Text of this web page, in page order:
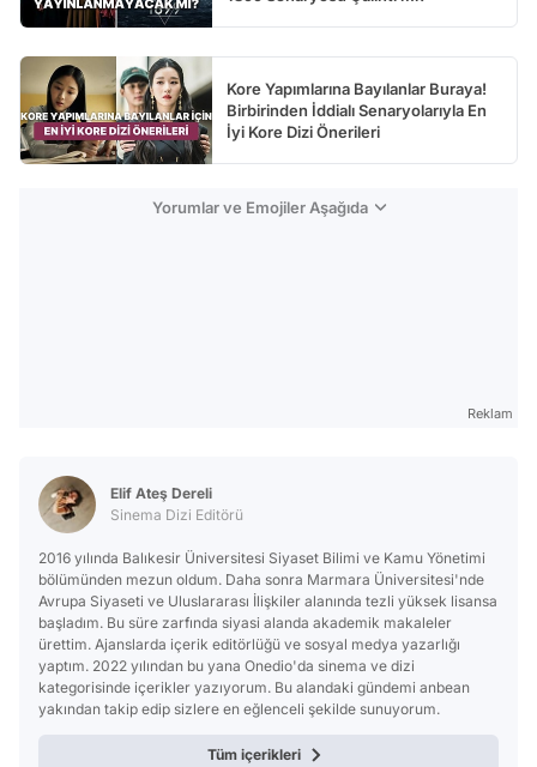
Kore Yapımlarına Bayılanlar Buraya!
Birbirinden İddialı Senaryolarıyla En
İyi Kore Dizi Önerileri
Yorumlar ve Emojiler Aşağıda
Reklam
Elif Ateş Dereli
Sinema Dizi Editörü
2016 yılında Balıkesir Üniversitesi Siyaset Bilimi ve Kamu Yönetimi
bölümünden mezun oldum. Daha sonra Marmara Üniversitesi'nde
Avrupa Siyaseti ve Uluslararası İlişkiler alanında tezli yüksek lisansa
başladım. Bu süre zarfında siyasi alanda akademik makaleler
ürettim. Ajanslarda içerik editörlüğü ve sosyal medya yazarlığı
yaptım. 2022 yılından bu yana Onedio'da sinema ve dizi
kategorisinde içerikler yazıyorum. Bu alandaki gündemi anbean
yakından takip edip sizlere en eğlenceli şekilde sunuyorum.
Tüm içerikleri